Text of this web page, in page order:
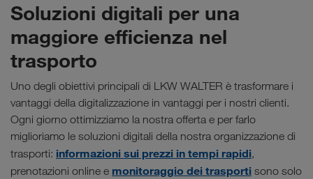
Settori d'impiego
Soluzioni digitali per una
maggiore efficienza nel
trasporto
Uno degli obiettivi principali di LKW WALTER è trasformare i
vantaggi della digitalizzazione in vantaggi per i nostri clienti.
Ogni giorno ottimizziamo la nostra offerta e per farlo
miglioriamo le soluzioni digitali della nostra organizzazione di
trasporti: informazioni sui prezzi in tempi rapidi,
prenotazioni online e monitoraggio dei trasporti sono solo